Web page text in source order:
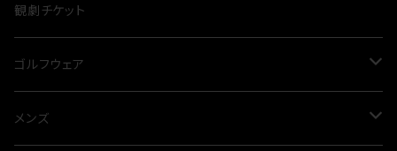
カーディガン
プルオーバー
ニット
オールシーズン
観劇チケット
ゴルフウェア
メンズ
メンズ